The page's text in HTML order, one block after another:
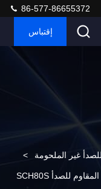
86-577-86655372
إقتباس
للصدأ غير الملحومة >
DIN EN 1.4301 X5CrNi18-10 أنبوب الفولاذ المقاوم للصدأ SCH80S